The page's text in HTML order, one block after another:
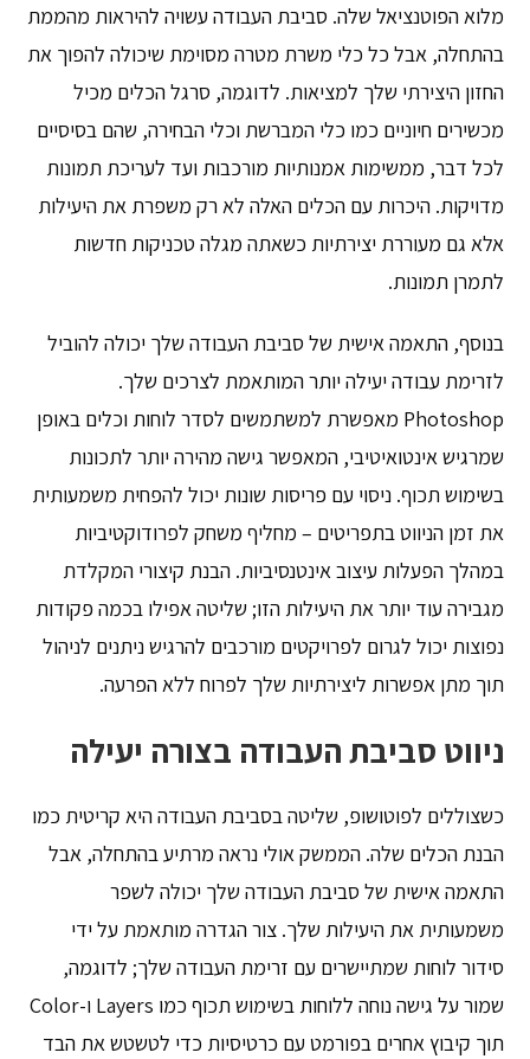
מלוא הפוטנציאל שלה. סביבת העבודה עשויה להיראות מהממת
בהתחלה, אבל כל כלי משרת מטרה מסוימת שיכולה להפוך את
החזון היצירתי שלך למציאות. לדוגמה, סרגל הכלים מכיל
מכשירים חיוניים כמו כלי המברשת וכלי הבחירה, שהם בסיסיים
לכל דבר, ממשימות אמנותיות מורכבות ועד לעריכת תמונות
מדויקות. היכרות עם הכלים האלה לא רק משפרת את היעילות
אלא גם מעוררת יצירתיות כשאתה מגלה טכניקות חדשות
לתמרן תמונות.
בנוסף, התאמה אישית של סביבת העבודה שלך יכולה להוביל
לזרימת עבודה יעילה יותר המותאמת לצרכים שלך.
Photoshop מאפשרת למשתמשים לסדר לוחות וכלים באופן
שמרגיש אינטואיטיבי, המאפשר גישה מהירה יותר לתכונות
בשימוש תכוף. ניסוי עם פריסות שונות יכול להפחית משמעותית
את זמן הניווט בתפריטים – מחליף משחק לפרודוקטיביות
במהלך הפעלות עיצוב אינטנסיביות. הבנת קיצורי המקלדת
מגבירה עוד יותר את היעילות הזו; שליטה אפילו בכמה פקודות
נפוצות יכול לגרום לפרויקטים מורכבים להרגיש ניתנים לניהול
תוך מתן אפשרות ליצירתיות שלך לפרוח ללא הפרעה.
ניווט סביבת העבודה בצורה יעילה
כשצוללים לפוטושופ, שליטה בסביבת העבודה היא קריטית כמו
הבנת הכלים שלה. הממשק אולי נראה מרתיע בהתחלה, אבל
התאמה אישית של סביבת העבודה שלך יכולה לשפר
משמעותית את היעילות שלך. צור הגדרה מותאמת על ידי
סידור לוחות שמתיישרים עם זרימת העבודה שלך; לדוגמה,
שמור על גישה נוחה ללוחות בשימוש תכוף כמו Layers ו-Color
תוך קיבוץ אחרים בפורמט עם כרטיסיות כדי לטשטש את הבד